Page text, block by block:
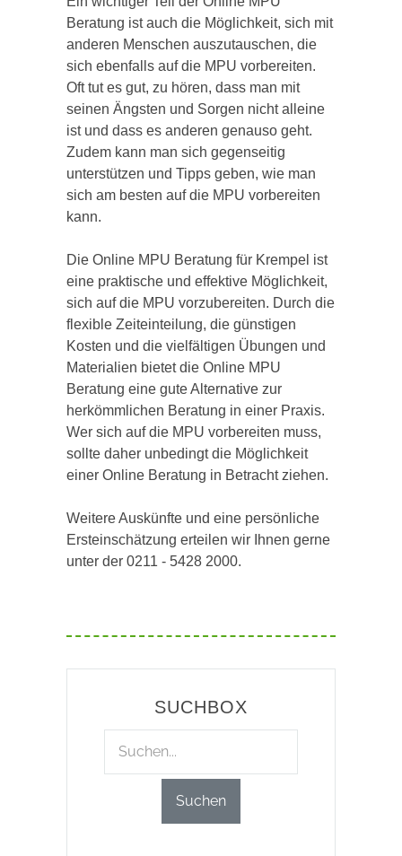
Beratung ist auch die Möglichkeit, sich mit
anderen Menschen auszutauschen, die
sich ebenfalls auf die MPU vorbereiten.
Oft tut es gut, zu hören, dass man mit
seinen Ängsten und Sorgen nicht alleine
ist und dass es anderen genauso geht.
Zudem kann man sich gegenseitig
unterstützen und Tipps geben, wie man
sich am besten auf die MPU vorbereiten
kann.
Die Online MPU Beratung für Krempel ist
eine praktische und effektive Möglichkeit,
sich auf die MPU vorzubereiten. Durch die
flexible Zeiteinteilung, die günstigen
Kosten und die vielfältigen Übungen und
Materialien bietet die Online MPU
Beratung eine gute Alternative zur
herkömmlichen Beratung in einer Praxis.
Wer sich auf die MPU vorbereiten muss,
sollte daher unbedingt die Möglichkeit
einer Online Beratung in Betracht ziehen.
Weitere Auskünfte und eine persönliche
Ersteinschätzung erteilen wir Ihnen gerne
unter der 0211 - 5428 2000.
SUCHBOX